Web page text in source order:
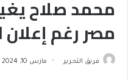
محمد صلاح
مصر رغم
فريق التحرير مارس 10, 2024